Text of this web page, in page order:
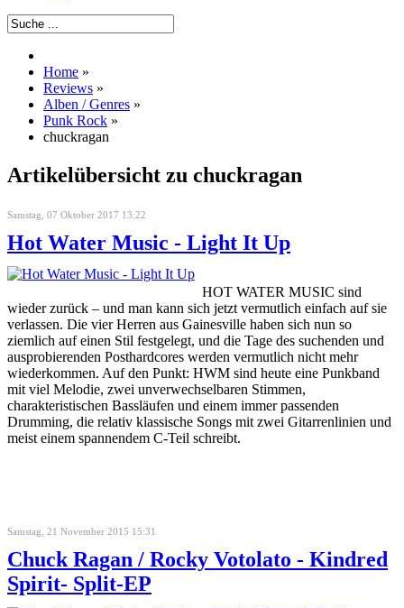
Home »
Reviews »
Alben / Genres »
Punk Rock »
chuckragan
Artikelübersicht zu chuckragan
Samstag, 07 Oktober 2017 13:22
Hot Water Music - Light It Up
HOT WATER MUSIC sind
wieder zurück – und man kann sich jetzt vermutlich einfach auf sie
verlassen. Die vier Herren aus Gainesville haben sich nun so
ziemlich auf einen Stil festgelegt, und die Tage des suchenden und
ausprobierenden Posthardcores werden vermutlich nicht mehr
wiederkommen. Auf den Punkt: HWM sind heute eine Punkband
mit viel Melodie, zwei unverwechselbaren Stimmen,
charakteristischen Bassläufen und einem immer passenden
Drumming, die relativ klassische Songs mit zwei Gitarrenlinien und
meist einem spannendem C-Teil schreibt.
Samstag, 21 November 2015 15:31
Chuck Ragan / Rocky Votolato - Kindred
Spirit- Split-EP